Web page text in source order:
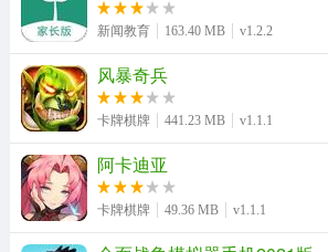
新闻教育 163.40 MB v1.2.2
风暴奇兵
卡牌棋牌 441.23 MB v1.1.1
阿卡迪亚
卡牌棋牌 49.36 MB v1.1.1